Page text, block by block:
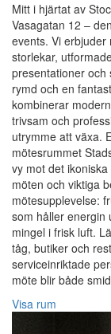
Mitt i hjärtat av
Vasagatan 12 –
events. Vi
storlekar,
presentationer och
rymd och en
kombinerar
trivsam och
utrymme att växa.
mötesrummet
vy mot det
möten och viktiga
mötesupplevelse:
som håller energin
mingel i frisk luft.
tåg, butiker och
serviceinriktade
möte blir både
Visa rum